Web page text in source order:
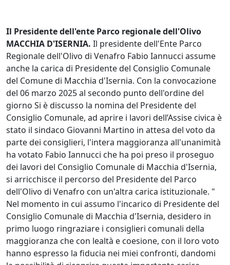
Il Presidente dell'ente Parco regionale dell'Olivo
MACCHIA D'ISERNIA. Il presidente dell'Ente Parco
Regionale dell'Olivo di Venafro Fabio Iannucci assume
anche la carica di Presidente del Consiglio Comunale
del Comune di Macchia d'Isernia. Con la convocazione
del 06 marzo 2025 al secondo punto dell'ordine del
giorno Si è discusso la nomina del Presidente del
Consiglio Comunale, ad aprire i lavori dell’Assise civica è
stato il sindaco Giovanni Martino in attesa del voto da
parte dei consiglieri, l'intera maggioranza all'unanimità
ha votato Fabio Iannucci che ha poi preso il proseguo
dei lavori del Consiglio Comunale di Macchia d'Isernia,
si arricchisce il percorso del Presidente del Parco
dell'Olivo di Venafro con un'altra carica istituzionale. "
Nel momento in cui assumo l'incarico di Presidente del
Consiglio Comunale di Macchia d'Isernia, desidero in
primo luogo ringraziare i consiglieri comunali della
maggioranza che con lealtà e coesione, con il loro voto
hanno espresso la fiducia nei miei confronti, dandomi